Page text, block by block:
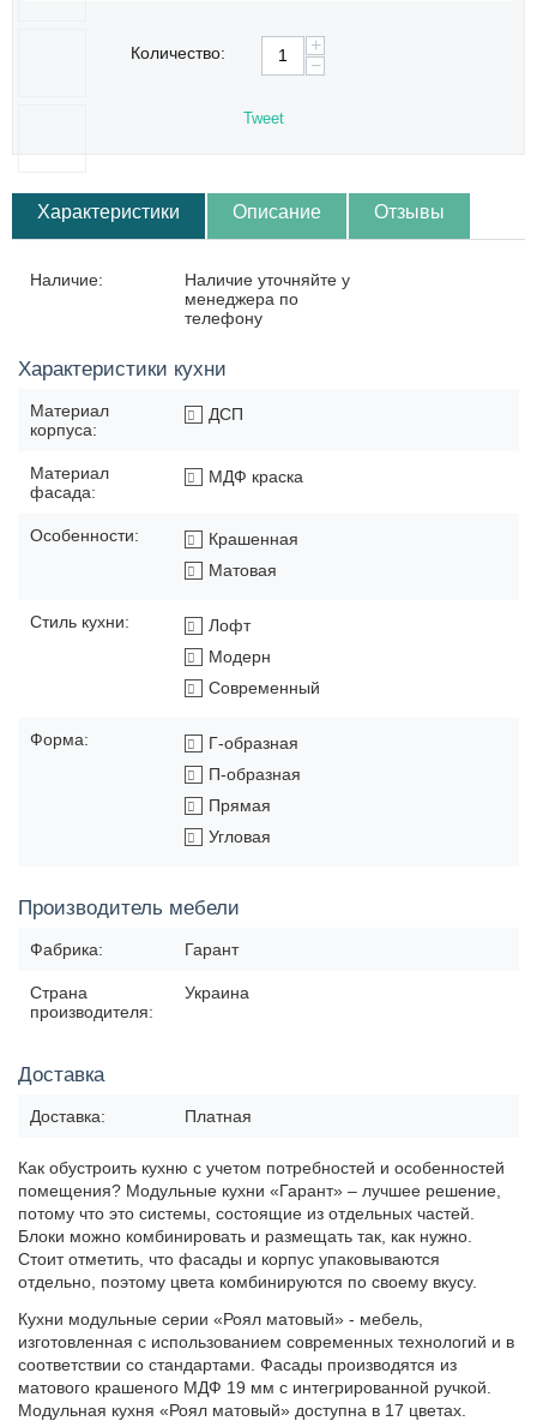
Количество:
+
−
Tweet
Характеристики Описание Отзывы
Наличие:
Наличие уточняйте у
менеджера по
телефону
Характеристики кухни
Материал
корпуса:
ДСП
Материал
фасада:
МДФ краска
Особенности:
Крашенная
Матовая
Стиль кухни:
Лофт
Модерн
Современный
Форма:
Г-образная
П-образная
Прямая
Угловая
Производитель мебели
Фабрика: Гарант
Страна
производителя:
Украина
Доставка
Доставка: Платная
Как обустроить кухню с учетом потребностей и особенностей
помещения? Модульные кухни «Гарант» – лучшее решение,
потому что это системы, состоящие из отдельных частей.
Блоки можно комбинировать и размещать так, как нужно.
Стоит отметить, что фасады и корпус упаковываются
отдельно, поэтому цвета комбинируются по своему вкусу.
Кухни модульные серии «Роял матовый» - мебель,
изготовленная с использованием современных технологий и в
соответствии со стандартами. Фасады производятся из
матового крашеного МДФ 19 мм с интегрированной ручкой.
Модульная кухня «Роял матовый» доступна в 17 цветах.